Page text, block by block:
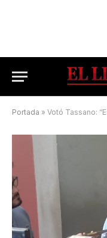
Portada » Votó Tassano: